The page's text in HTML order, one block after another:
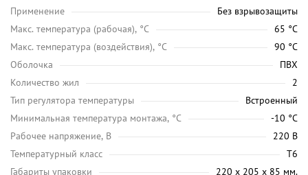
Применение
Без взрывозащиты
Maкс. температура (рабочая), °C
65 °C
Макс. температура (воздействия), °C
90 °C
Оболочка
ПВХ
Количество жил
2
Тип регулятора температуры
Встроенный
Минимальная температура монтажа, °C
-10 °C
Рабочее напряжение, В
220 В
Температурный класс
Т6
Габариты упаковки
220 х 205 х 85 мм.